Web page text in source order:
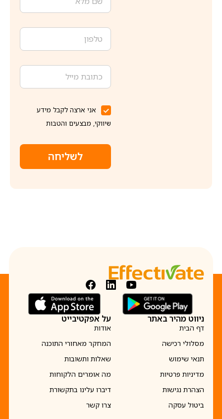
אני ארצה לקבל מידע
שיווקי, מבצעים והטבות
לשליחה
ניווט מהיר באתר
דף הבית
מסלולי רכישה
תנאי שימוש
מדיניות פרטיות
הצהרת נגישות
ביטול עסקה
על אפקטיבייט
אודות
המחקר מאחורי התוכנה
שאלות ותשובות
מה אומרים הלקוחות
דיברו עלינו בתקשורת
צרו קשר